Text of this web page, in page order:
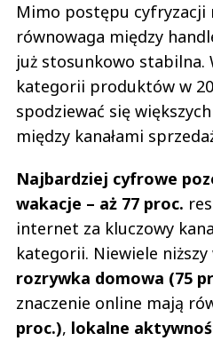
Mimo postępu cyfryzacji
równowaga między
już stosunkowo stabilna.
kategorii produktów w
spodziewać się
między kanałami
Najbardziej cyfrowe
wakacje – aż 77 proc.
internet za kluczowy
kategorii. Niewiele
rozrywka domowa (75
znaczenie online mają
proc.), lokalne